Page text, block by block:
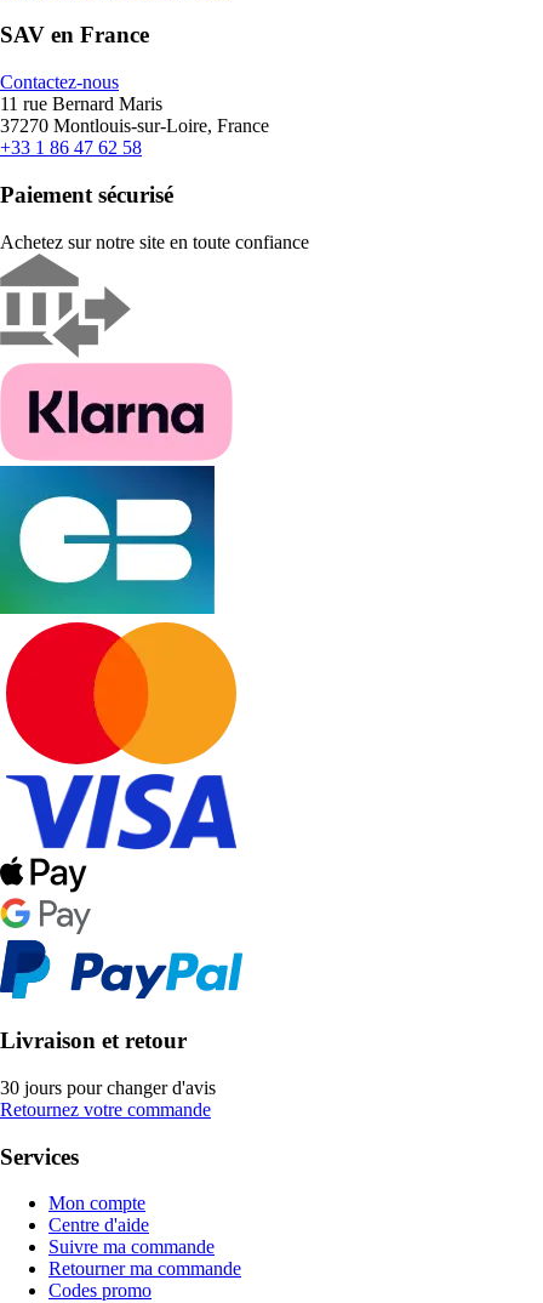
SAV en France
Contactez-nous
11 rue Bernard Maris
37270 Montlouis-sur-Loire, France
+33 1 86 47 62 58
Paiement sécurisé
Achetez sur notre site en toute confiance
Livraison et retour
30 jours pour changer d'avis
Retournez votre commande
Services
Mon compte
Centre d'aide
Suivre ma commande
Retourner ma commande
Codes promo